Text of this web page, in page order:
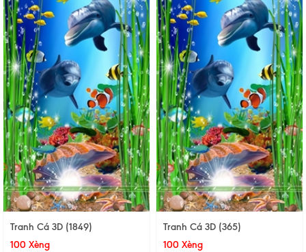
Tranh Cá 3D (1849)
100 Xèng
Tranh Cá 3D (365)
100 Xèng